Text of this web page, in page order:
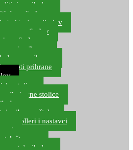
za ribolov
za ribolov
atraktori za ribolov
za ribolov
za ribolov
i prihranu
prihranu
recepti prihrane
stolice
ribolovne stolice
pribor za šteku
rolleri i nastavci
štapove
match ribolov